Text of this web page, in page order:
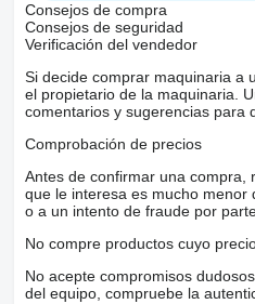
Consejos de compra
Consejos de seguridad
Verificación del vendedor
Si decide comprar maquinaria a
el propietario de la maquinaria.
comentarios y sugerencias para
Comprobación de precios
Antes de confirmar una compra,
que le interesa es mucho menor
o a un intento de fraude por
No compre productos cuyo
No acepte compromisos
del equipo, compruebe la